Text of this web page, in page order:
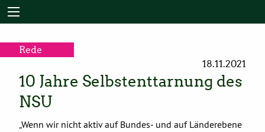
Rede
18.11.2021
10 Jahre Selbstenttarnung des
NSU
„Wenn wir nicht aktiv auf Bundes- und auf Länderebene